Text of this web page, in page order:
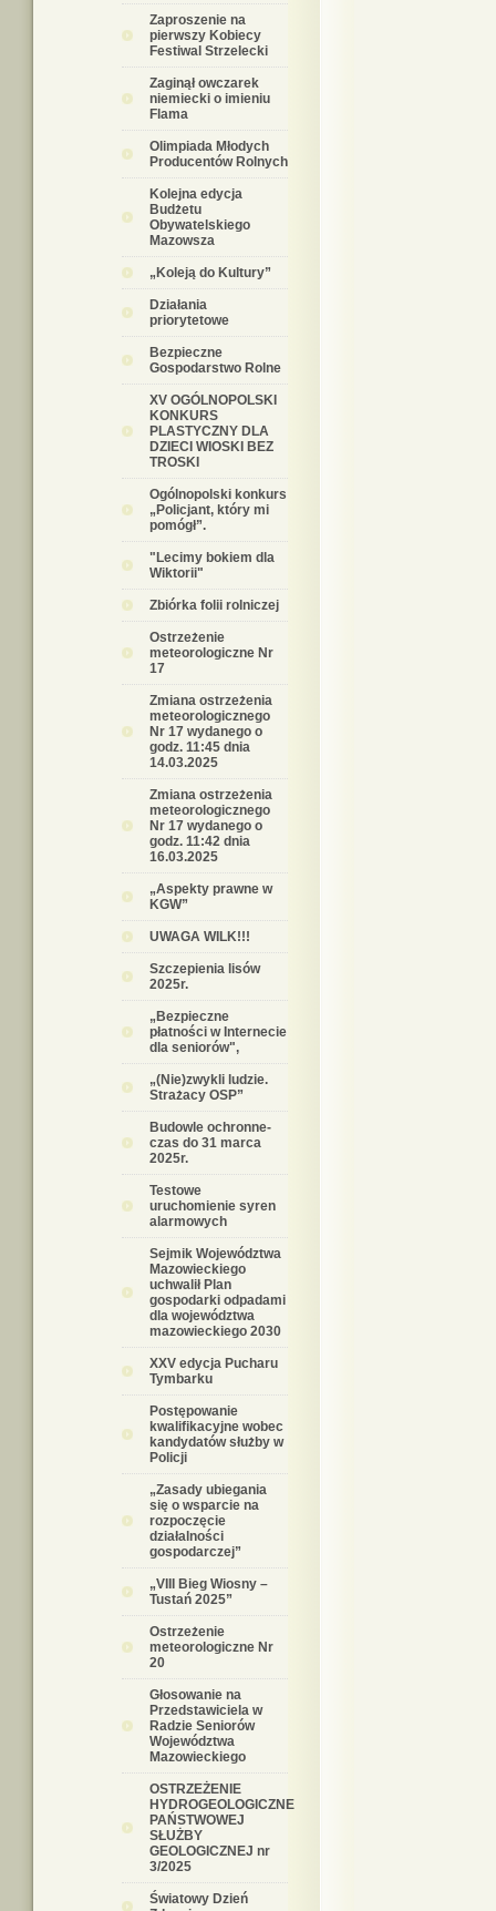
Zaproszenie na
pierwszy Kobiecy
Festiwal Strzelecki
Zaginął owczarek
niemiecki o imieniu
Flama
Olimpiada Młodych
Producentów Rolnych
Kolejna edycja
Budżetu
Obywatelskiego
Mazowsza
„Koleją do Kultury”
Działania
priorytetowe
Bezpieczne
Gospodarstwo Rolne
XV OGÓLNOPOLSKI
KONKURS
PLASTYCZNY DLA
DZIECI WIOSKI BEZ
TROSKI
Ogólnopolski konkurs
„Policjant, który mi
pomógł”.
"Lecimy bokiem dla
Wiktorii"
Zbiórka folii rolniczej
Ostrzeżenie
meteorologiczne Nr
17
Zmiana ostrzeżenia
meteorologicznego
Nr 17 wydanego o
godz. 11:45 dnia
14.03.2025
Zmiana ostrzeżenia
meteorologicznego
Nr 17 wydanego o
godz. 11:42 dnia
16.03.2025
„Aspekty prawne w
KGW”
UWAGA WILK!!!
Szczepienia lisów
2025r.
„Bezpieczne
płatności w Internecie
dla seniorów",
„(Nie)zwykli ludzie.
Strażacy OSP”
Budowle ochronne-
czas do 31 marca
2025r.
Testowe
uruchomienie syren
alarmowych
Sejmik Województwa
Mazowieckiego
uchwalił Plan
gospodarki odpadami
dla województwa
mazowieckiego 2030
XXV edycja Pucharu
Tymbarku
Postępowanie
kwalifikacyjne wobec
kandydatów służby w
Policji
„Zasady ubiegania
się o wsparcie na
rozpoczęcie
działalności
gospodarczej”
„VIII Bieg Wiosny –
Tustań 2025”
Ostrzeżenie
meteorologiczne Nr
20
Głosowanie na
Przedstawiciela w
Radzie Seniorów
Województwa
Mazowieckiego
OSTRZEŻENIE
HYDROGEOLOGICZNE
PAŃSTWOWEJ
SŁUŻBY
GEOLOGICZNEJ nr
3/2025
Światowy Dzień